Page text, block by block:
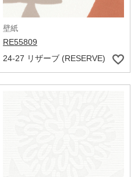
壁紙
RE55809
24-27 リザーブ (RESERVE)